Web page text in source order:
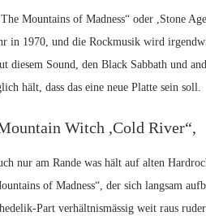
Mountains of Madness“ oder ,Stone
in 1970, und die Rockmusik wird
diesem Sound, den Black Sabbath und
hält, dass das eine neue Platte sein soll.
Witch ,Cold River“,
nur am Rande was hält auf alten
of Madness“, der sich langsam
Part verhältnismässig weit raus